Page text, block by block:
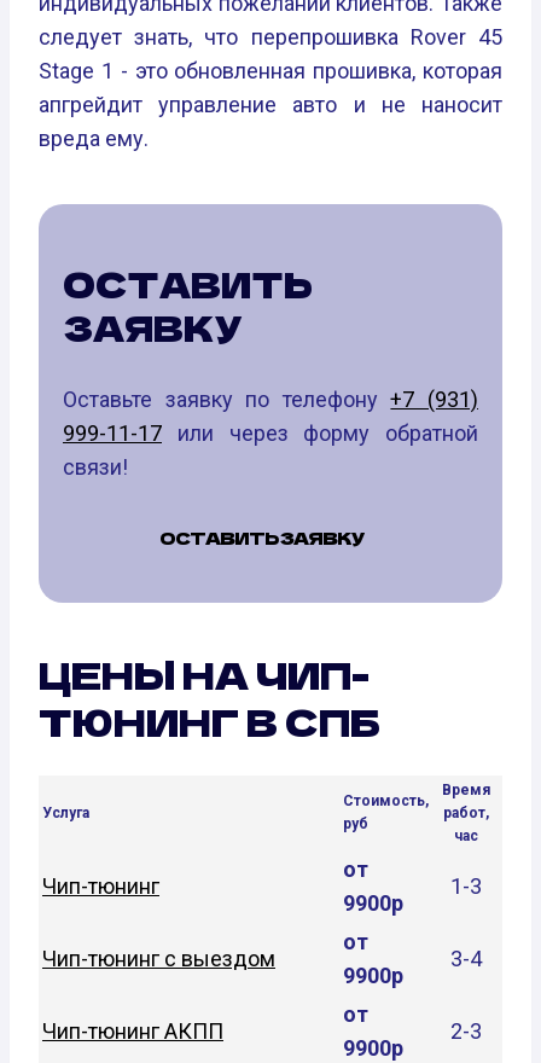
следует знать, что перепрошивка Rover 45
Stage 1 - это обновленная прошивка, которая
апгрейдит управление авто и не наносит
вреда ему.
ОСТАВИТЬ
ЗАЯВКУ
Оставьте заявку по телефону+7 (931)
999-11-17 или через форму обратной
связи!
ОСТАВИТЬ ЗАЯВКУ
ЦЕНЫ НА ЧИП-
ТЮНИНГ В СПБ
Услуга
Стоимость,
руб
Время
работ,
час
Чип-тюнинг
от
9900р
1-3
Чип-тюнинг с выездом
от
9900р
3-4
Чип-тюнинг АКПП
от
9900р
2-3